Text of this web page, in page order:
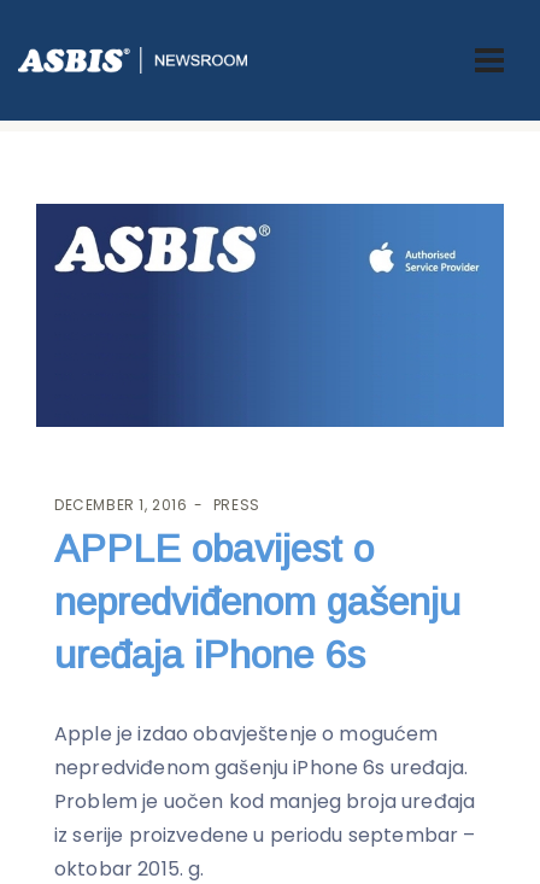
ASBIS.BA> PRESS> APPLE OBAVIJEST O NEPREDVIĐENOM
DECEMBER 1, 2016 PRESS
APPLE obavijest o
nepredviđenom gašenju
uređaja iPhone 6s
Apple je izdao obavještenje o mogućem
nepredviđenom gašenju iPhone 6s uređaja.
Problem je uočen kod manjeg broja uređaja
iz serije proizvedene u periodu septembar –
oktobar 2015. g.